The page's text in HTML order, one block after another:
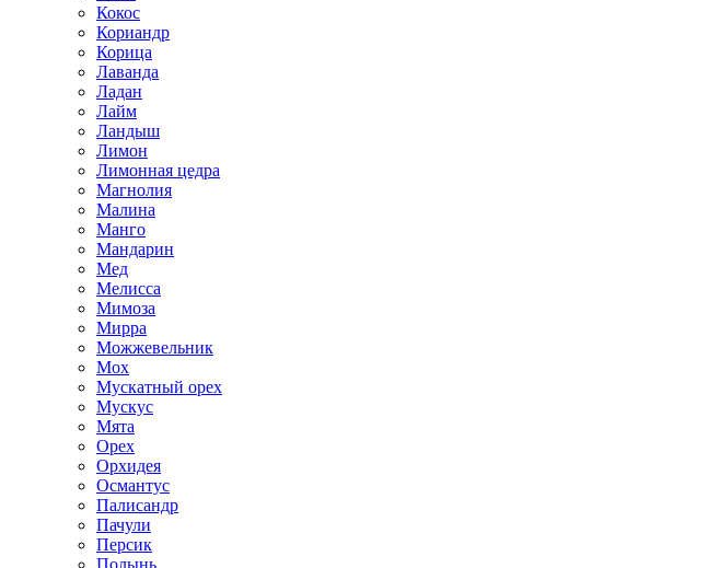
Кокос
Кориандр
Корица
Лаванда
Ладан
Лайм
Ландыш
Лимон
Лимонная цедра
Магнолия
Малина
Манго
Мандарин
Мед
Мелисса
Мимоза
Мирра
Можжевельник
Мох
Мускатный орех
Мускус
Мята
Орех
Орхидея
Османтус
Палисандр
Пачули
Персик
Полынь